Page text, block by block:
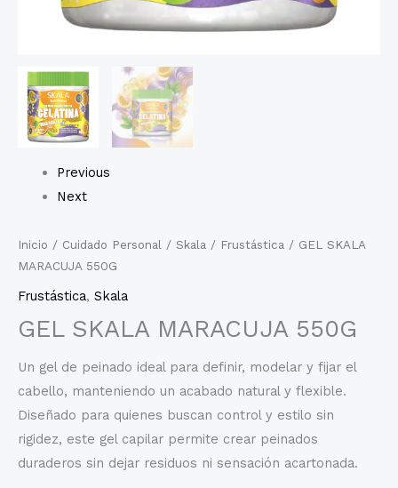
Previous
Next
Inicio / Cuidado Personal / Skala / Frustástica / GEL SKALA
MARACUJA 550G
Frustástica, Skala
GEL SKALA MARACUJA 550G
Un gel de peinado ideal para definir, modelar y fijar el
cabello, manteniendo un acabado natural y flexible.
Diseñado para quienes buscan control y estilo sin
rigidez, este gel capilar permite crear peinados
duraderos sin dejar residuos ni sensación acartonada.